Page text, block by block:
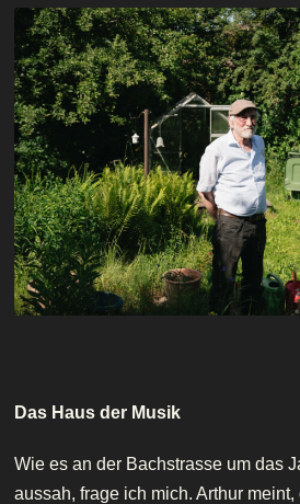
Das Haus der Musik
Wie es an der Bachstrasse um das
aussah, frage ich mich. Arthur